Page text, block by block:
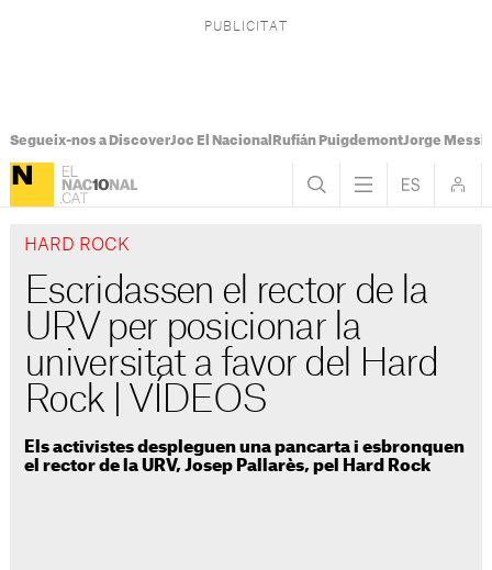
Segueix-nos a DiscoverJoc El Nacional Rufián PuigdemontJorge Messi
HARD ROCK
Escridassen el rector de la
URV per posicionar la
universitat a favor del Hard
Rock | VÍDEOS
Els activistes despleguen una pancarta i esbronquen
el rector de la URV, Josep Pallarès, pel Hard Rock